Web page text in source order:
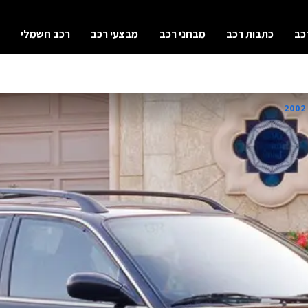
כתבות רכב מבחני רכב מבצעי רכב רכב חשמלי